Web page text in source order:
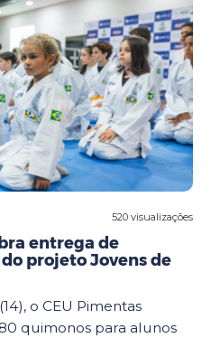
520 visualizações
entrega de
projeto Jovens de
o CEU Pimentas
quimonos para alunos